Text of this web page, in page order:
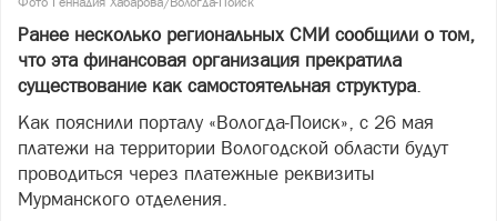
Ранее несколько региональных СМИ сообщили о том,
что эта финансовая организация прекратила
существование как самостоятельная структура
Как пояснили порталу «Вологда-Поиск», с 26 мая
платежи на территории Вологодской области будут
проводиться через платежные реквизиты
Мурманского отделения.